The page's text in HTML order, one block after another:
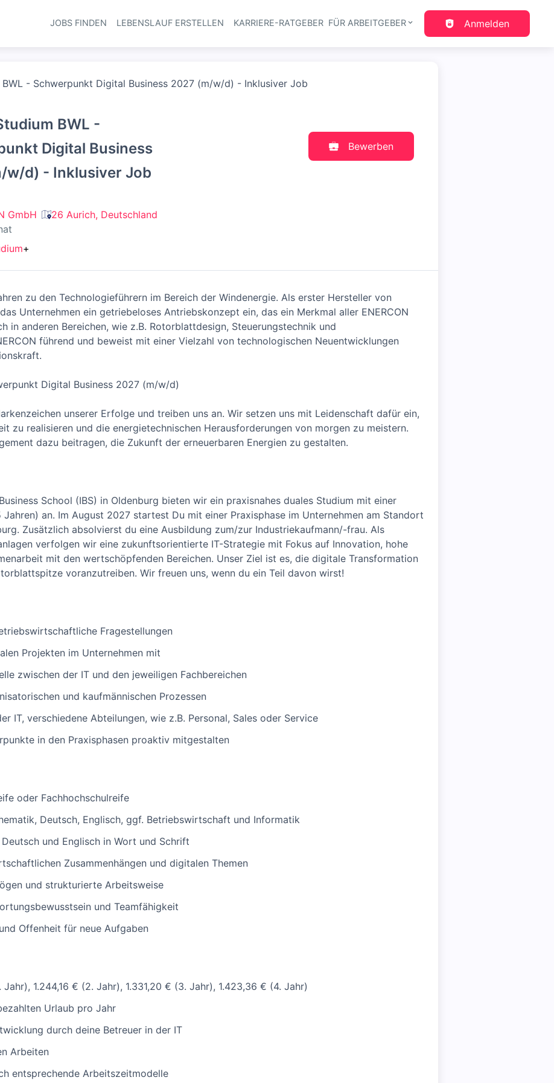
Haupt-Navigation
JOBS FINDEN LEBENSLAUF ERSTELLEN KARRIERE-RATGEBER FÜR ARBEITGEBER Anmelden
BWL - Schwerpunkt Digital Business 2027 (m/w/d) - Inklusiver Job
BWL -
Digital Business
w/d) - Inklusiver Job
GmbH
26 Aurich, Deutschland
:
+
Bewerben
zu den Technologieführern im Bereich der Windenergie. Als erster Hersteller von
Unternehmen ein getriebeloses Antriebskonzept ein, das ein Merkmal aller ENERCON
in anderen Bereichen, wie z.B. Rotorblattdesign, Steuerungstechnik und
führend und beweist mit einer Vielzahl von technologischen Neuentwicklungen
Digital Business 2027 (m/w/d)
unserer Erfolge und treiben uns an. Wir setzen uns mit Leidenschaft dafür ein,
zu realisieren und die energietechnischen Herausforderungen von morgen zu meistern.
dazu beitragen, die Zukunft der erneuerbaren Energien zu gestalten.
School (IBS) in Oldenburg bieten wir ein praxisnahes duales Studium mit einer
Jahren) an. Im August 2027 startest Du mit einer Praxisphase im Unternehmen am Standort
Zusätzlich absolvierst du eine Ausbildung zum/zur Industriekaufmann/-frau. Als
verfolgen wir eine zukunftsorientierte IT-Strategie mit Fokus auf Innovation, hohe
mit den wertschöpfenden Bereichen. Unser Ziel ist es, die digitale Transformation
voranzutreiben. Wir freuen uns, wenn du ein Teil davon wirst!
Fragestellungen
Projekten im Unternehmen mit
zwischen der IT und den jeweiligen Fachbereichen
und kaufmännischen Prozessen
IT, verschiedene Abteilungen, wie z.B. Personal, Sales oder Service
in den Praxisphasen proaktiv mitgestalten
oder Fachhochschulreife
Deutsch, Englisch, ggf. Betriebswirtschaft und Informatik
und Englisch in Wort und Schrift
Zusammenhängen und digitalen Themen
und strukturierte Arbeitsweise
und Teamfähigkeit
Offenheit für neue Aufgaben
Jahr), 1.244,16 € (2. Jahr), 1.331,20 € (3. Jahr), 1.423,36 € (4. Jahr)
Urlaub pro Jahr
durch deine Betreuer in der IT
Arbeiten
entsprechende Arbeitszeitmodelle